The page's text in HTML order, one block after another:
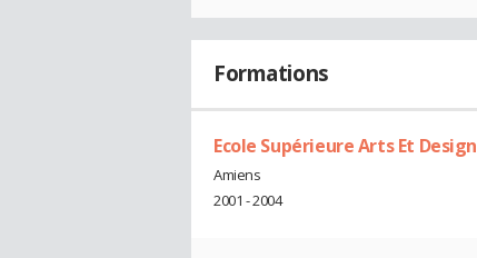
Formations
Ecole Supérieure Arts Et Design
Amiens
2001 - 2004